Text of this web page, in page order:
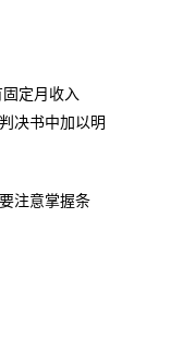
定月收入
决书中加以明
注意掌握条